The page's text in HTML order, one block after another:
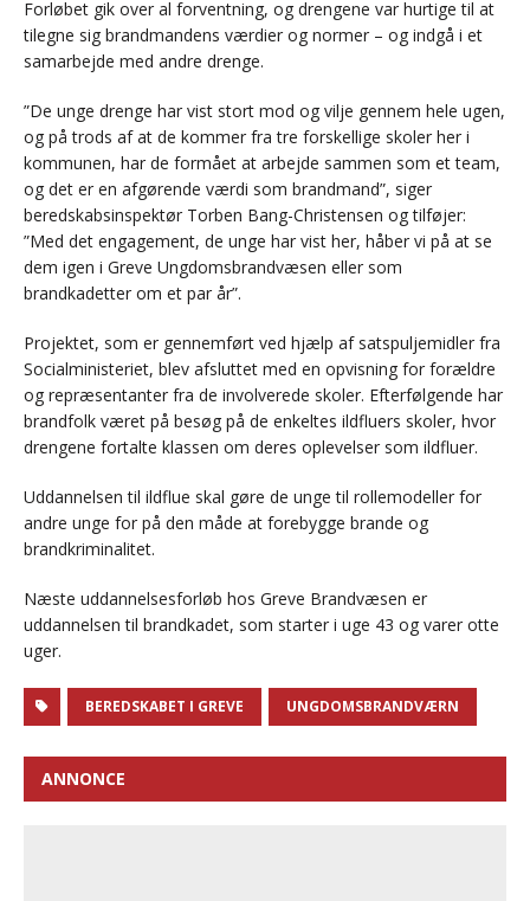
Forløbet gik over al forventning, og drengene var hurtige til at
tilegne sig brandmandens værdier og normer – og indgå i et
samarbejde med andre drenge.
”De unge drenge har vist stort mod og vilje gennem hele ugen,
og på trods af at de kommer fra tre forskellige skoler her i
kommunen, har de formået at arbejde sammen som et team,
og det er en afgørende værdi som brandmand”, siger
beredskabsinspektør Torben Bang-Christensen og tilføjer:
”Med det engagement, de unge har vist her, håber vi på at se
dem igen i Greve Ungdomsbrandvæsen eller som
brandkadetter om et par år”.
Projektet, som er gennemført ved hjælp af satspuljemidler fra
Socialministeriet, blev afsluttet med en opvisning for forældre
og repræsentanter fra de involverede skoler. Efterfølgende har
brandfolk været på besøg på de enkeltes ildfluers skoler, hvor
drengene fortalte klassen om deres oplevelser som ildfluer.
Uddannelsen til ildflue skal gøre de unge til rollemodeller for
andre unge for på den måde at forebygge brande og
brandkriminalitet.
Næste uddannelsesforløb hos Greve Brandvæsen er
uddannelsen til brandkadet, som starter i uge 43 og varer otte
uger.
BEREDSKABET I GREVE UNGDOMSBRANDVÆRN
ANNONCE